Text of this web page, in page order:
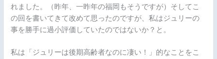
れました。（昨年、一昨年の福岡もそうですが）そしてこ
の回を書いてきて改めて思ったのですが、私はジュリーの
事を勝手に過小評価していたのではないか？と。
私は「ジュリーは後期高齢者なのに凄い！」的なことをこ